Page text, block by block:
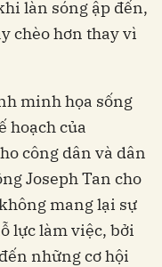
làn sóng ập đến,
chèo hơn thay vì
minh họa sống
hoạch của
công dân và dân
Joseph Tan cho
mang lại sự
lực làm việc, bởi
những cơ hội